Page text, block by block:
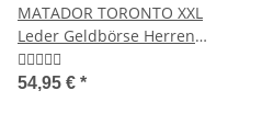
MATADOR TORONTO XXL
Leder Geldbörse Herren
Groß TüV RFID
54,95 € *